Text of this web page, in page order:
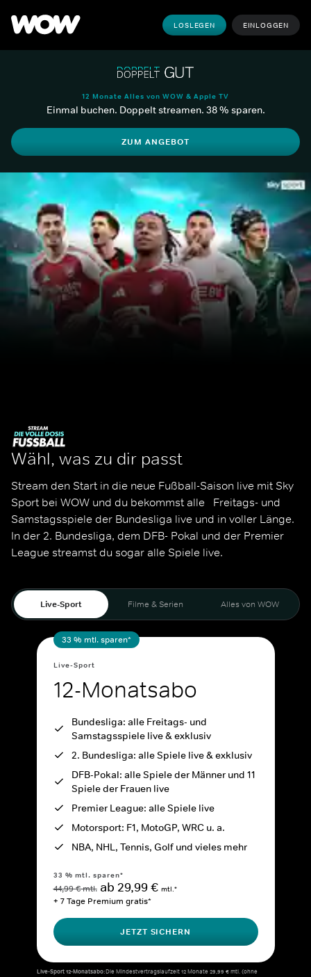
LOSLEGEN EINLOGGEN
12 Monate Alles von WOW & Apple TV
Einmal buchen. Doppelt streamen. 38 % sparen.
ZUM ANGEBOT
Wähl, was zu dir passt
Stream den Start in die neue Fußball-Saison live mit Sky
Sport bei WOW und du bekommst alle   Freitags- und
Samstagsspiele der Bundesliga live und in voller Länge.
In der 2. Bundesliga, dem DFB- Pokal und der Premier
League streamst du sogar alle Spiele live.
Live-Sport Filme & Serien Alles von WOW
33 % mtl. sparen*
Live-Sport
12-Monatsabo
Bundesliga: alle Freitags- und
Samstagsspiele live & exklusiv
2. Bundesliga: alle Spiele live & exklusiv
DFB-Pokal: alle Spiele der Männer und 11
Spiele der Frauen live
Premier League: alle Spiele live
Motorsport: F1, MotoGP, WRC u. a.
NBA, NHL, Tennis, Golf und vieles mehr
33 % mtl. sparen*
44,99 € mtl. ab 29,99 € mtl.*
+ 7 Tage Premium gratis*
JETZT SICHERN
Live-Sport 12-Monatsabo:Die Mindestvertragslaufzeit 12 Monate 29,99 € mtl. (ohne